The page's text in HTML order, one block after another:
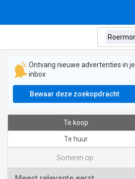
Ontvang nieuwe advertenties in je
inbox
Bewaar deze zoekopdracht
Te koop
Te huur
Sorteren op: